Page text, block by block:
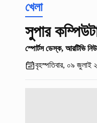
খেলা
সুপার
স্পোর্টস ডেস্ক, আরটিভি
বৃহস্পতিবার, ০৯